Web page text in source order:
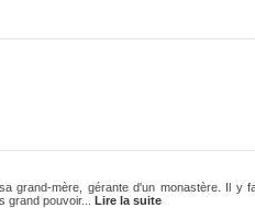
grand-mère, gérante d'un monastère. Il y
grand pouvoir... Lire la suite